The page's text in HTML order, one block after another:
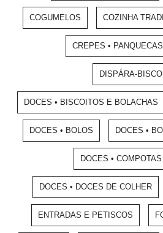
COGUMELOS COZINHA
CREPES •
DISPÁRA-
DOCES • BISCOITOS E BOLACHAS
DOCES • BOLOS DOCES •
DOCES •
DOCES • DOCES DE COLHER
ENTRADAS E PETISCOS